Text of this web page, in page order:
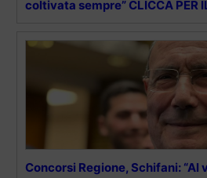
coltivata sempre” CLICCA PER
Concorsi Regione, Schifani: “Al